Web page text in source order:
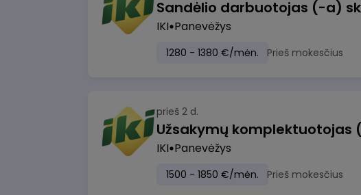
IKI Panevėžys
1280 - 1380 €/mėn. Prieš mokesčius
prieš 2 d.
IKI Panevėžys
1500 - 1850 €/mėn. Prieš mokesčius